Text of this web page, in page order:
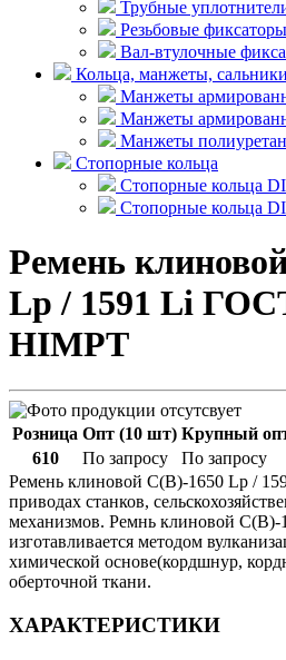
Трубные
Резьбовые фиксаторы
Вал-втулочные
Кольца, манжеты, сальники
Манжеты
Манжеты
Манжеты
Стопорные кольца
Стопорные кольца
Стопорные кольца
Ремень
Lp / 1591 Li
HIMPT
Розница Опт (10 шт) Крупный
610
По запросу
По запросу
Ремень клиновой С(В)-1650 Lp /
приводах станков,
механизмов. Ремнь клиновой С(В)-
изготавливается методом
химической основе(кордшнур,
оберточной ткани.
ХАРАКТЕРИСТИКИ